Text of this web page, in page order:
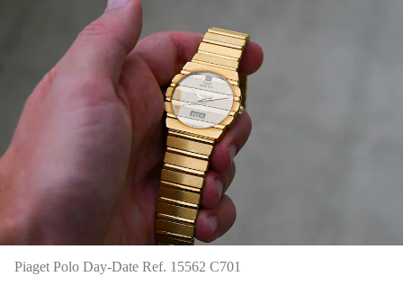
Piaget Polo Day-Date Ref. 15562 C701